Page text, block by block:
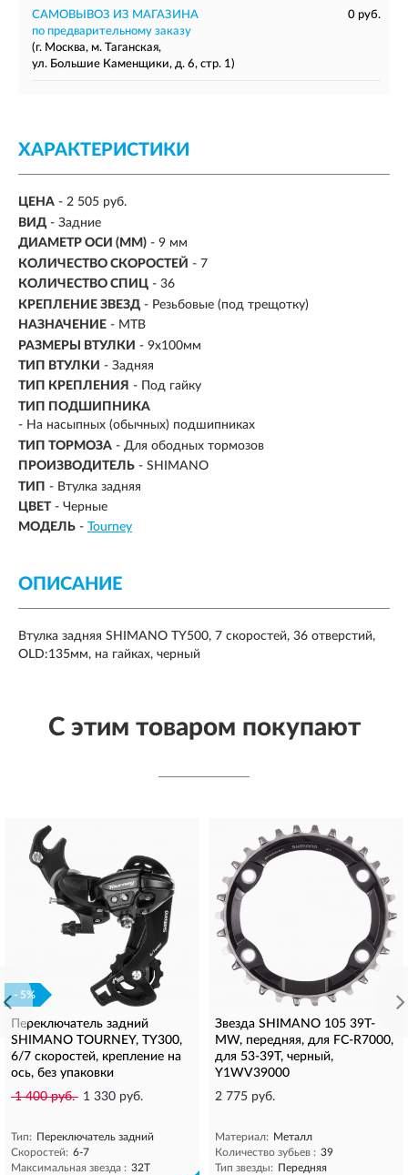
САМОВЫВОЗ ИЗ МАГАЗИНА
0 руб.
по предварительному заказу
(г. Москва, м. Таганская,
ул. Большие Каменщики, д. 6, стр. 1)
ХАРАКТЕРИСТИКИ
ЦЕНА - 2 505 руб.
ВИД - Задние
ДИАМЕТР ОСИ (ММ) - 9 мм
КОЛИЧЕСТВО СКОРОСТЕЙ - 7
КОЛИЧЕСТВО СПИЦ - 36
КРЕПЛЕНИЕ ЗВЕЗД - Резьбовые (под трещотку)
НАЗНАЧЕНИЕ - MTB
РАЗМЕРЫ ВТУЛКИ - 9х100мм
ТИП ВТУЛКИ - Задняя
ТИП КРЕПЛЕНИЯ - Под гайку
ТИП ПОДШИПНИКА
- На насыпных (обычных) подшипниках
ТИП ТОРМОЗА - Для ободных тормозов
ПРОИЗВОДИТЕЛЬ - SHIMANO
ТИП - Втулка задняя
ЦВЕТ - Черные
МОДЕЛЬ - Tourney
ОПИСАНИЕ
Втулка задняя SHIMANO TY500, 7 скоростей, 36 отверстий,
OLD:135мм, на гайках, черный
С этим товаром покупают
- 5%
Переключатель задний
SHIMANO TOURNEY, TY300,
6/7 скоростей, крепление на
ось, без упаковки
1 400 руб. 1 330 руб.
Тип: Переключатель задний
Скоростей: 6-7
Максимальная звезда : 32T
Звезда SHIMANO 105 39T-
MW, передняя, для FC-R7000,
для 53-39T, черный,
Y1WV39000
2 775 руб.
Материал: Металл
Количество зубьев : 39
Тип звезды: Передняя